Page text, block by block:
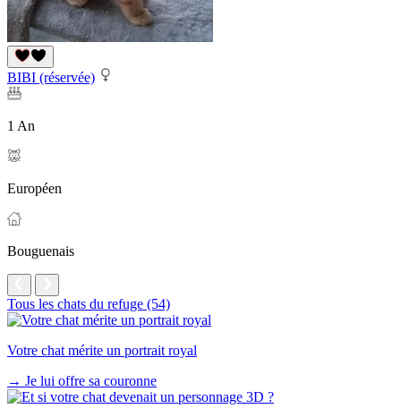
BIBI (réservée)
1 An
Européen
Bouguenais
Tous les chats du refuge (54)
Votre chat mérite un portrait royal
→ Je lui offre sa couronne